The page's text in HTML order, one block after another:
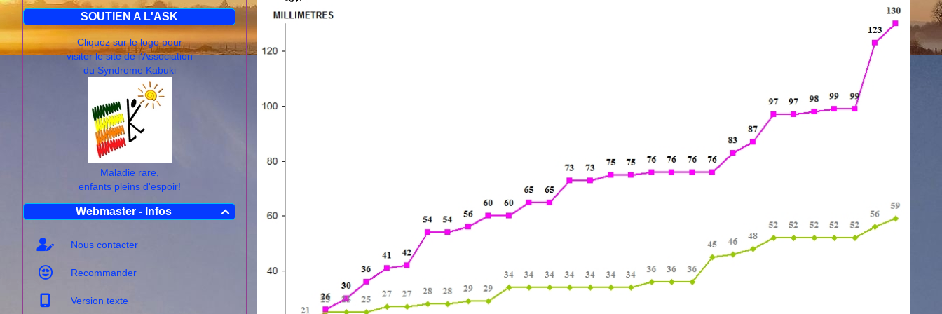
SOUTIEN A L'ASK
Cliquez sur le logo pour
visiter le site de l'Association
du Syndrome Kabuki
Maladie rare,
enfants pleins d'espoir!

Webmaster - Infos
Nous contacter
Recommander
Version texte